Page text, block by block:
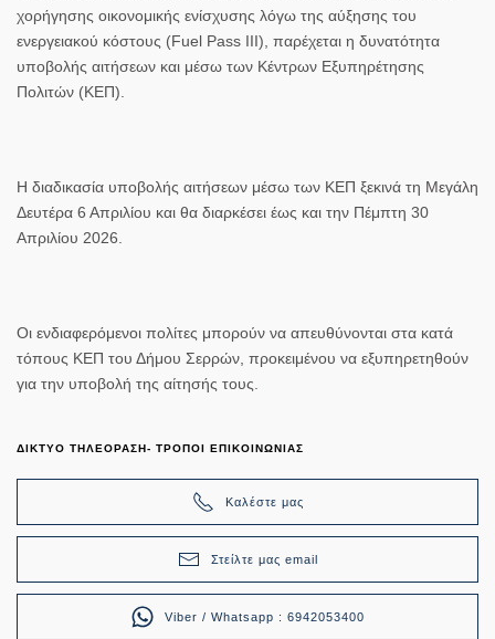
χορήγησης οικονομικής ενίσχυσης λόγω της αύξησης του
ενεργειακού κόστους (Fuel Pass III), παρέχεται η δυνατότητα
υποβολής αιτήσεων και μέσω των Κέντρων Εξυπηρέτησης
Πολιτών (ΚΕΠ).
Η διαδικασία υποβολής αιτήσεων μέσω των ΚΕΠ ξεκινά τη Μεγάλη
Δευτέρα 6 Απριλίου και θα διαρκέσει έως και την Πέμπτη 30
Απριλίου 2026.
Οι ενδιαφερόμενοι πολίτες μπορούν να απευθύνονται στα κατά
τόπους ΚΕΠ του Δήμου Σερρών, προκειμένου να εξυπηρετηθούν
για την υποβολή της αίτησής τους.
ΔΙΚΤΥΟ ΤΗΛΕΟΡΑΣΗ- ΤΡΟΠΟΙ ΕΠΙΚΟΙΝΩΝΙΑΣ
Καλέστε μας
Στείλτε μας email
Viber / Whatsapp : 6942053400